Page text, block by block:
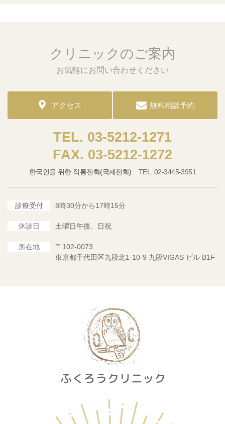
クリニックのご案内
お気軽にお問い合わせください
アクセス 無料相談予約
03-5212-1271
03-5212-1272
한국인을 위한 직통전화(국제전화) 02-3445-3951
診療受付 8時30分から17時15分
休診日 土曜日午後、日祝
所在地
〒102-0073
東京都千代田区九段北1-10-9 九段VIGAS ビル B1F